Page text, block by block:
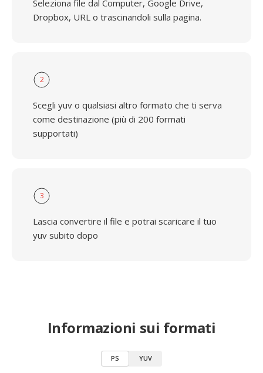
Seleziona file dal Computer, Google Drive,
Dropbox, URL o trascinandoli sulla pagina.
2
Scegli yuv o qualsiasi altro formato che ti serva
come destinazione (più di 200 formati
supportati)
3
Lascia convertire il file e potrai scaricare il tuo
yuv subito dopo
Informazioni sui formati
PS YUV